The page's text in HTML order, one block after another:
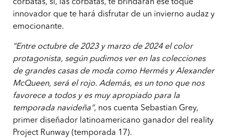
corbatas, sí, las corbatas, te brindarán ese toque
innovador que te hará disfrutar de un invierno audaz y
emocionante.
“Entre octubre de 2023 y marzo de 2024 el color
protagonista, según pudimos ver en las colecciones
de grandes casas de moda como Hermés y Alexander
McQueen, será el rojo. Además, es un tono que nos
favorece a todos y es muy apropiado para la
temporada navideña”, nos cuenta Sebastian Grey,
primer diseñador latinoamericano ganador del reality
Project Runway (temporada 17).